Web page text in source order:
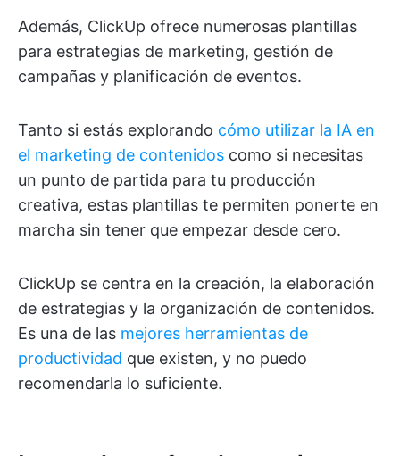
Además, ClickUp ofrece numerosas plantillas
para estrategias de marketing, gestión de
campañas y planificación de eventos.
Tanto si estás explorando cómo utilizar la IA en
el marketing de contenidos como si necesitas
un punto de partida para tu producción
creativa, estas plantillas te permiten ponerte en
marcha sin tener que empezar desde cero.
ClickUp se centra en la creación, la elaboración
de estrategias y la organización de contenidos.
Es una de las mejores herramientas de
productividad que existen, y no puedo
recomendarla lo suficiente.